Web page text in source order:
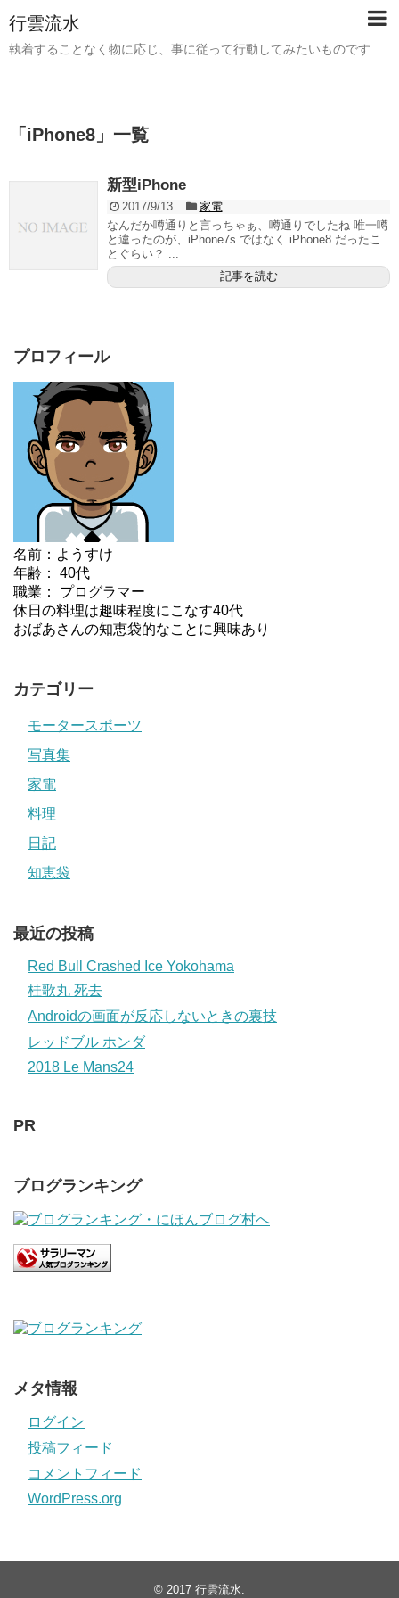
行雲流水
執着することなく物に応じ、事に従って行動してみたいものです
「 iPhone8 」 一覧
新型iPhone
2017/9/13
家電
なんだか噂通りと言っちゃぁ、噂通りでしたね 唯一噂
と違ったのが、iPhone7s ではなく iPhone8 だったこ
とぐらい？ ...
記事を読む
プロフィール
名前：ようすけ
年齢： 40代
職業： プログラマー
休日の料理は趣味程度にこなす40代
おばあさんの知恵袋的なことに興味あり
カテゴリー
モータースポーツ
写真集
家電
料理
日記
知恵袋
最近の投稿
Red Bull Crashed Ice Yokohama
桂歌丸 死去
Androidの画面が反応しないときの裏技
レッドブル ホンダ
2018 Le Mans24
PR
ブログランキング
メタ情報
ログイン
投稿フィード
コメントフィード
WordPress.org
© 2017 行雲流水